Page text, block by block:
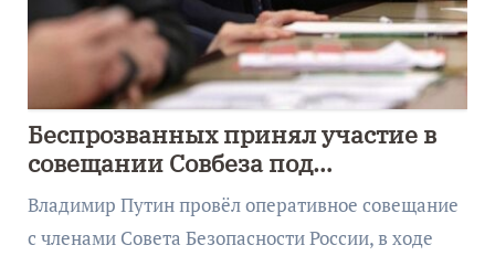
Беспрозванных принял участие в
совещании Совбеза под
руководством Путина
Владимир Путин провёл оперативное совещание
с членами Совета Безопасности России, в ходе